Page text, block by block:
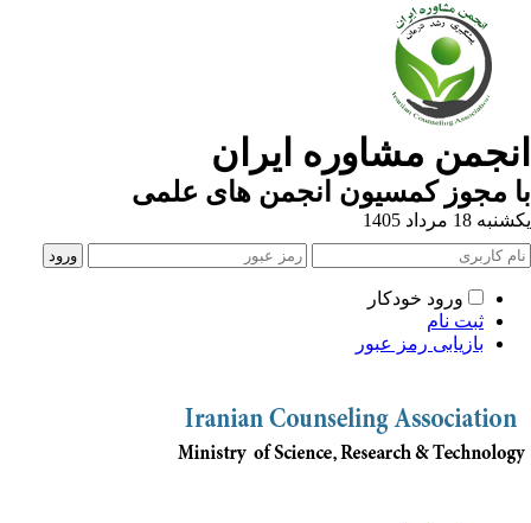
مشاوره ایران
مجوز کمسیون انجمن های علمی
18 مرداد 1405
ورود خودکار
ثبت نام
بازیابی رمز عبور